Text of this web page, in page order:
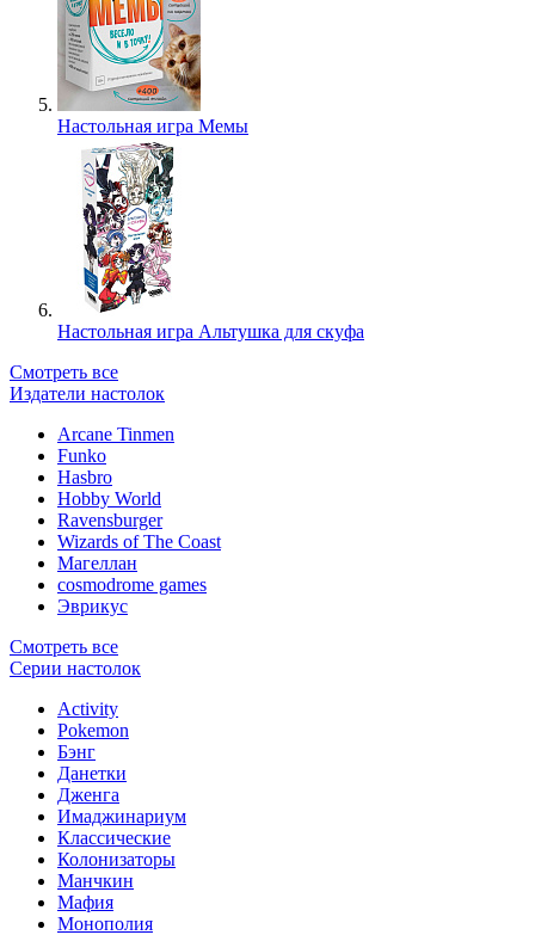
Настольная игра Мемы
Настольная игра Альтушка для скуфа
Смотреть все
Издатели настолок
Arcane Tinmen
Funko
Hasbro
Hobby World
Ravensburger
Wizards of The Coast
Магеллан
сosmodrome games
Эврикус
Смотреть все
Серии настолок
Activity
Pokemon
Бэнг
Данетки
Дженга
Имаджинариум
Классические
Колонизаторы
Манчкин
Мафия
Монополия